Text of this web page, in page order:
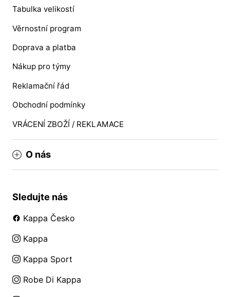
Tabulka velikostí
Věrnostní program
Doprava a platba
Nákup pro týmy
Reklamační řád
Obchodní podmínky
VRÁCENÍ ZBOŽÍ / REKLAMACE
O nás
Sledujte nás
Kappa Česko
Kappa
Kappa Sport
Robe Di Kappa